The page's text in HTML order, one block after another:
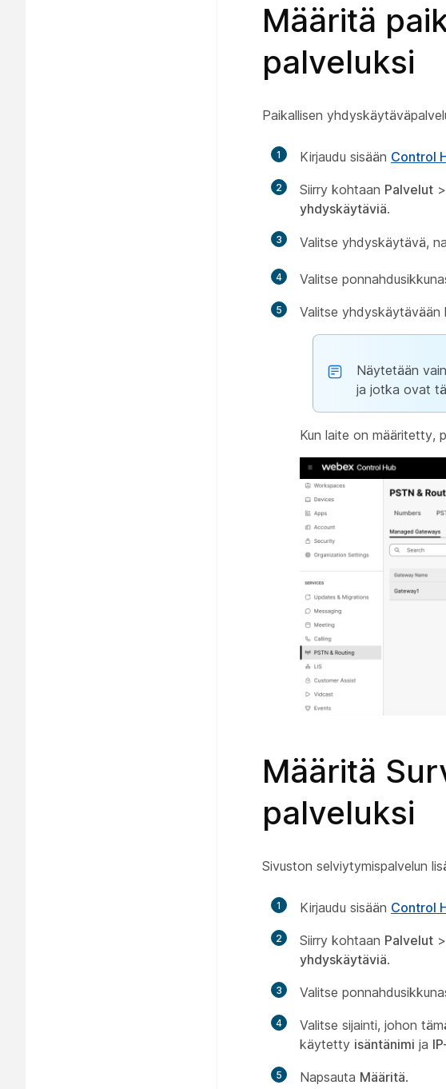
Määritä
palveluksi
Paikallisen
1 Kirjaudu sisään Control
2 Siirry kohtaan Palvelut >
yhdyskäytäviä.
3 Valitse yhdyskäytävä,
4 Valitse
5 Valitse
Näytetään
ja jotka ovat
Kun laite on määritetty,
Määritä
palveluksi
Sivuston selviytymispalvelun
1 Kirjaudu sisään Control
2 Siirry kohtaan Palvelut >
yhdyskäytäviä.
3 Valitse
4
Valitse sijainti, johon
käytetty isäntänimi ja
5 Napsauta Määritä.